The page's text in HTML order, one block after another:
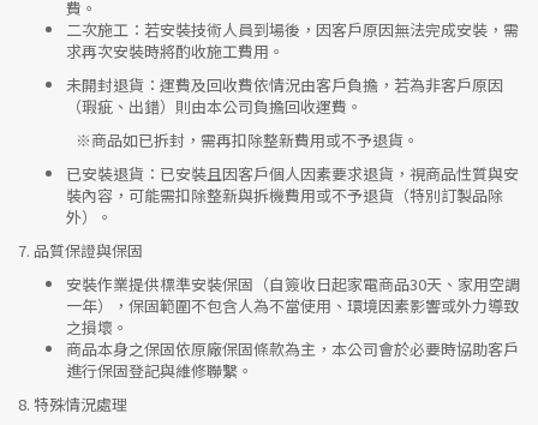
費。
二次施工 ：若安裝技術人員到場後，因客戶原因無法完成安裝，需
求再次安裝時將酌收施工費用。
未開封退貨 ：運費及回收費依情況由客戶負擔，若為非客戶原因
（瑕疵、出錯）則由本公司負擔回收運費。
※商品如已拆封，需再扣除整新費用或不予退貨。
已安裝退貨 ：已安裝且因客戶個人因素要求退貨，視商品性質與安
裝內容，可能需扣除整新與拆機費用或不予退貨（特別訂製品除
外）。
7. 品質保證與保固
安裝作業提供標準安裝保固（自簽收日起家電商品30天、家用空調
一年），保固範圍不包含人為不當使用、環境因素影響或外力導致
之損壞。
商品本身之保固依原廠保固條款為主，本公司會於必要時協助客戶
進行保固登記與維修聯繫。
8. 特殊情況處理